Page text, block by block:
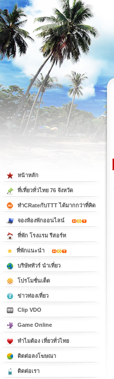
ต้
หน้าหลัก
ที่เที่ยวทั่วไทย 76 จังหวัด
ทำCRateกับTTT ได้มากกว่าที่คิด
จองห้องพักออนไลน์
ที่พัก โรงแรม รีสอร์ท
ที่พักแนะนำ
บริษัททัวร์ นำเที่ยว
โปรโมชั่นเด็ด
ข่าวท่องเที่ยว
Clip VDO
Game Online
ทำไมต้อง เที่ยวทั่วไทย
ติดต่อลงโฆษณา
ติดต่อเรา